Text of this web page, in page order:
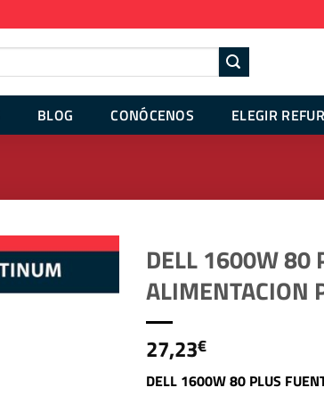
BLOG CONÓCENOS ELEGIR
DELL 1600W 80
ALIMENTACION
27,23€
DELL 1600W 80 PLUS